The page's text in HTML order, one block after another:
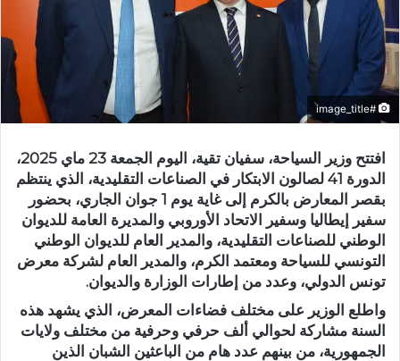
#image_title
افتتح وزير السياحة، سفيان تقية، اليوم الجمعة 23 ماي 2025،
الدورة 41 لصالون الابتكار في الصناعات التقليدية، الذي ينتظم
بقصر المعارض بالكرم إلى غاية يوم 1 جوان الجاري، بحضور
سفير إيطاليا وسفير الاتحاد الأوروبي والمديرة العامة للديوان
الوطني للصناعات التقليدية، والمدير العام للديوان الوطني
التونسي للسياحة ومعتمد الكرم، والمدير العام لشركة معرض
تونس الدولي، وعدد من إطارات الوزارة والديوان.
واطلع الوزير على مختلف فضاءات المعرض، الذي يشهد هذه
السنة مشاركة لحوالي ألف حرفي وحرفية من مختلف ولايات
الجمهورية، من بينهم عدد هام من الباعثين الشبان الذين